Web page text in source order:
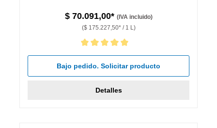
$ 70.091,00* (IVA incluido)
($ 175.227,50* / 1 L)
Calificación promedio de 5 de 5 estrellas
Bajo pedido. Solicitar producto
Detalles